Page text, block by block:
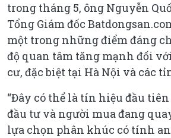
trong tháng 5, ông Nguyễn
Tổng Giám đốc
một trong những điểm đáng
độ quan tâm tăng mạnh đối
cư, đặc biệt tại Hà Nội và các
“Đây có thể là tín hiệu đầu
đầu tư và người mua đang
lựa chọn phân khúc có tính